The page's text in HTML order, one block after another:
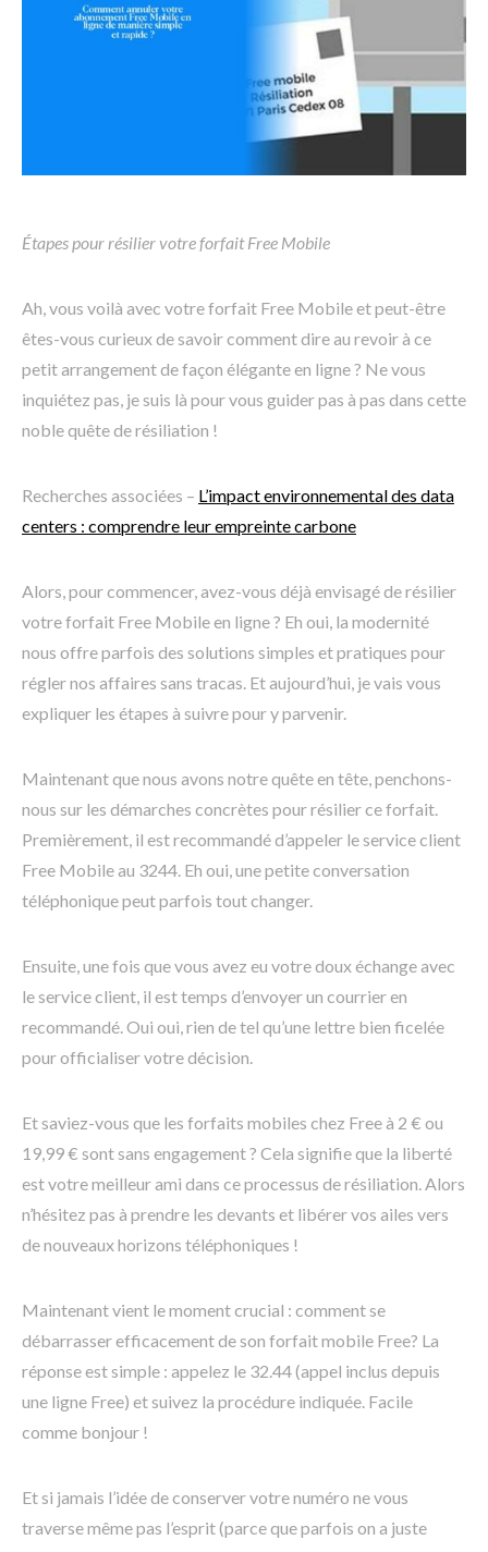
Étapes pour résilier votre forfait Free Mobile
Ah, vous voilà avec votre forfait Free Mobile et peut-être
êtes-vous curieux de savoir comment dire au revoir à ce
petit arrangement de façon élégante en ligne ? Ne vous
inquiétez pas, je suis là pour vous guider pas à pas dans cette
noble quête de résiliation !
Recherches associées – L’impact environnemental des data
centers : comprendre leur empreinte carbone
Alors, pour commencer, avez-vous déjà envisagé de résilier
votre forfait Free Mobile en ligne ? Eh oui, la modernité
nous offre parfois des solutions simples et pratiques pour
régler nos affaires sans tracas. Et aujourd’hui, je vais vous
expliquer les étapes à suivre pour y parvenir.
Maintenant que nous avons notre quête en tête, penchons-
nous sur les démarches concrètes pour résilier ce forfait.
Premièrement, il est recommandé d’appeler le service client
Free Mobile au 3244. Eh oui, une petite conversation
téléphonique peut parfois tout changer.
Ensuite, une fois que vous avez eu votre doux échange avec
le service client, il est temps d’envoyer un courrier en
recommandé. Oui oui, rien de tel qu’une lettre bien ficelée
pour officialiser votre décision.
Et saviez-vous que les forfaits mobiles chez Free à 2 € ou
19,99 € sont sans engagement ? Cela signifie que la liberté
est votre meilleur ami dans ce processus de résiliation. Alors
n’hésitez pas à prendre les devants et libérer vos ailes vers
de nouveaux horizons téléphoniques !
Maintenant vient le moment crucial : comment se
débarrasser efficacement de son forfait mobile Free? La
réponse est simple : appelez le 32.44 (appel inclus depuis
une ligne Free) et suivez la procédure indiquée. Facile
comme bonjour !
Et si jamais l’idée de conserver votre numéro ne vous
traverse même pas l’esprit (parce que parfois on a juste